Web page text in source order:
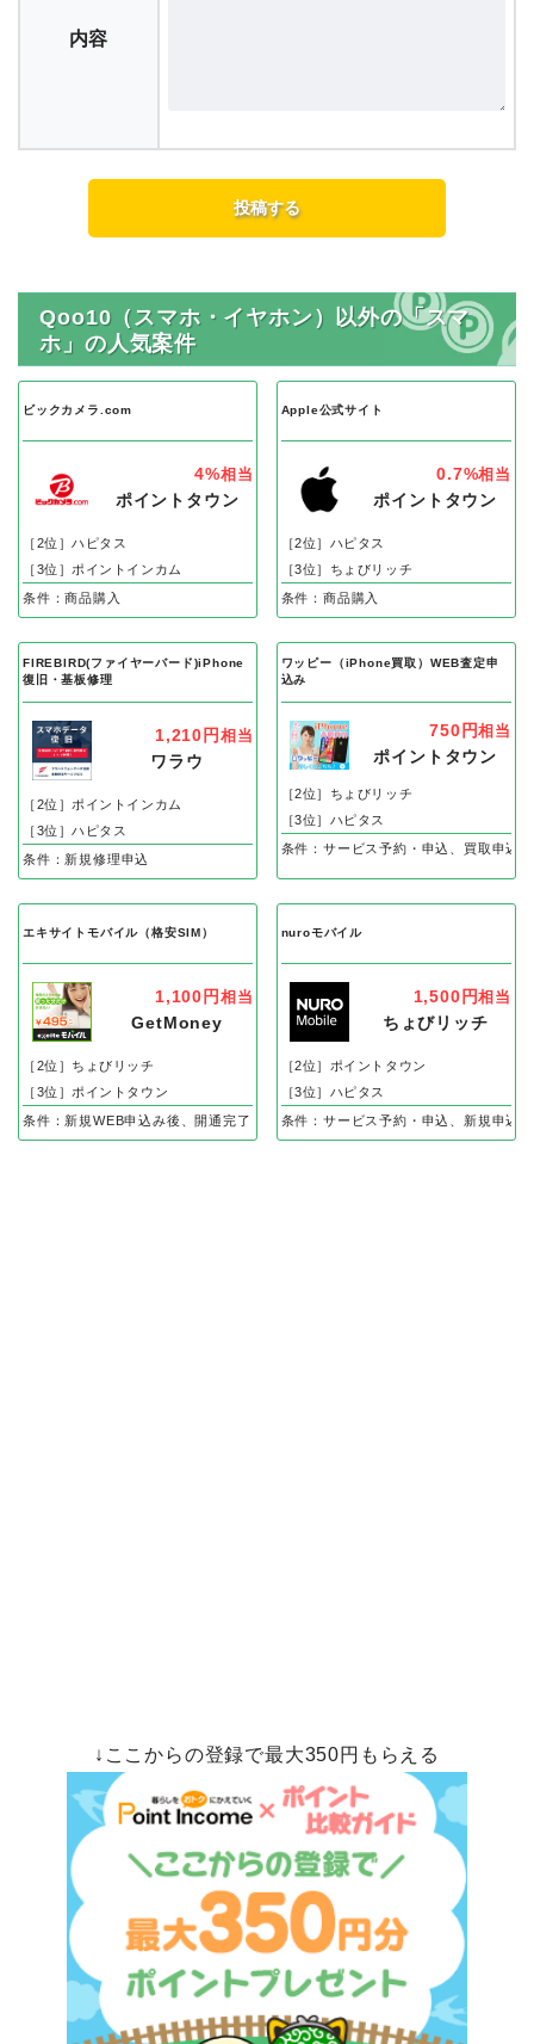
内容
Qoo10（スマホ・イヤホン）以外の「スマ
ホ」の人気案件
ビックカメラ.com
4%相当
ポイントタウン
［2位］ハピタス
［3位］ポイントインカム
条件：商品購入
Apple公式サイト
0.7%相当
ポイントタウン
［2位］ハピタス
［3位］ちょびリッチ
条件：商品購入
FIREBIRD(ファイヤーバード)iPhone
復旧・基板修理
1,210円 相当
ワラウ
［2位］ポイントインカム
［3位］ハピタス
条件：新規修理申込
ワッピー（iPhone買取）WEB査定申
込み
750円相当
ポイントタウン
［2位］ちょびリッチ
［3位］ハピタス
条件：サービス予約・申込、買取申込
エキサイトモバイル（格安SIM）
1,100円 相当
GetMoney
［2位］ちょびリッチ
［3位］ポイントタウン
条件：新規WEB申込み後、開通完了
nuroモバイル
1,500円相当
ちょびリッチ
［2位］ポイントタウン
［3位］ハピタス
条件：サービス予約・申込、新規申込
↓ここからの登録で最大350円もらえる